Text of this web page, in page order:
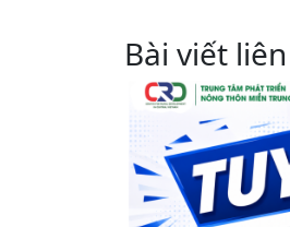
Bài viết